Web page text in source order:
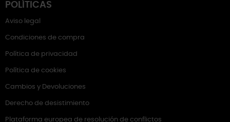
POLÍTICAS
Aviso legal
Condiciones de compra
Política de privacidad
Política de cookies
Cambios y Devoluciones
Derecho de desistimiento
Plataforma europea de resolución de conflictos